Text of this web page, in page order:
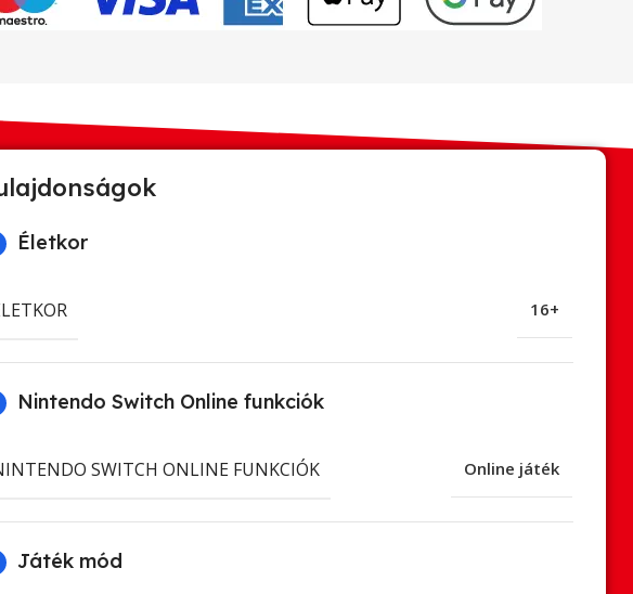
Életkor
16+
Nintendo Switch Online funkciók
SWITCH ONLINE FUNKCIÓK Online játék
Játék mód